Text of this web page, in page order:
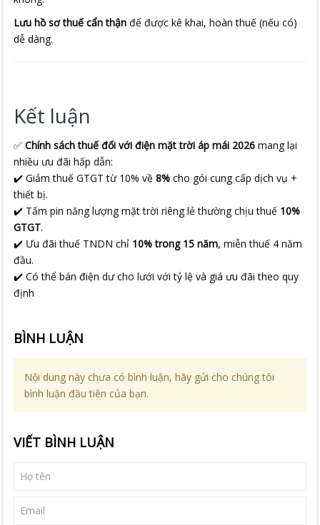
Lưu hồ sơ thuế cẩn thận để được kê khai, hoàn thuế (nếu có)
dễ dàng.
Kết luận
✅Chính sách thuế đối với điện mặt trời áp mái 2026 mang lại
nhiều ưu đãi hấp dẫn:
✔️ Giảm thuế GTGT từ 10% về8% cho gói cung cấp dịch vụ +
thiết bị.
✔️ Tấm pin năng lượng mặt trời riêng lẻ thường chịu thuế 10%
GTGT.
✔️ Ưu đãi thuế TNDN chỉ 10% trong 15 năm, miễn thuế 4 năm
đầu.
✔️ Có thể bán điện dư cho lưới với tỷ lệ và giá ưu đãi theo quy
định
BÌNH LUẬN
Nội dung này chưa có bình luận, hãy gửi cho chúng tôi
bình luận đầu tiên của bạn.
VIẾT BÌNH LUẬN